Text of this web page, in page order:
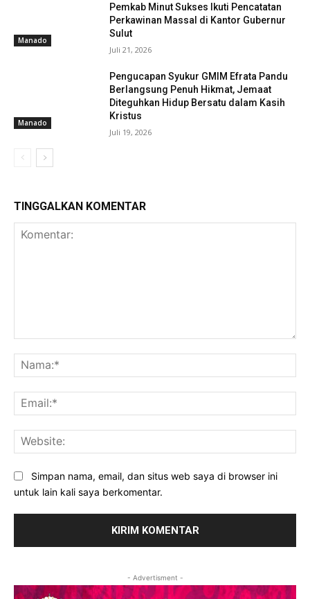
Manado
Pemkab Minut Sukses Ikuti Pencatatan
Perkawinan Massal di Kantor Gubernur
Sulut
Juli 21, 2026
Manado
Pengucapan Syukur GMIM Efrata Pandu
Berlangsung Penuh Hikmat, Jemaat
Diteguhkan Hidup Bersatu dalam Kasih
Kristus
Juli 19, 2026
TINGGALKAN KOMENTAR
Simpan nama, email, dan situs web saya di browser ini
untuk lain kali saya berkomentar.
- Advertisment -